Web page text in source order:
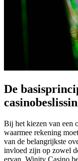
De
Bij het kiezen van een
waarmee rekening
van de belangrijkste
invloed zijn op zowel
ervan. Winity Casino